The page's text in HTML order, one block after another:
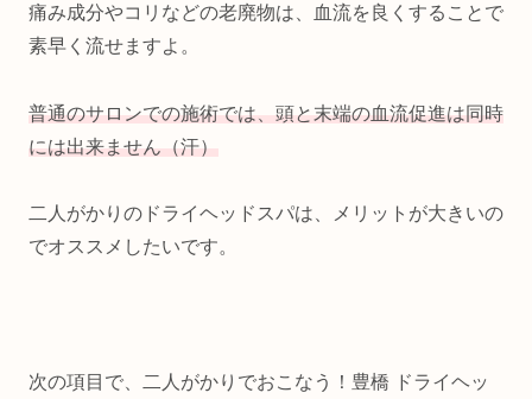
痛み成分やコリなどの老廃物は、血流を良くすることで
素早く流せますよ。
普通のサロンでの施術では、頭と末端の血流促進は同時
には出来ません（汗）
二人がかりのドライヘッドスパは、メリットが大きいの
でオススメしたいです。
次の項目で、二人がかりでおこなう！豊橋 ドライヘッ